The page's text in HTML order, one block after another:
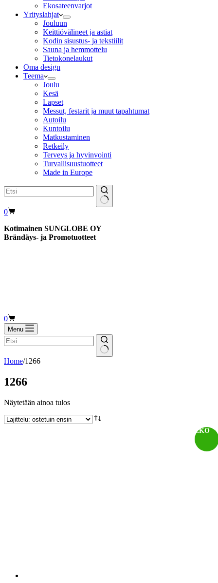
Ekosateenvarjot
Yrityslahjat
Jouluun
Keittiövälineet ja astiat
Kodin sisustus- ja tekstiilit
Sauna ja hemmottelu
Tietokonelaukut
Oma design
Teema
Joulu
Kesä
Lapset
Messut, festarit ja muut tapahtumat
Autoilu
Kuntoilu
Matkustaminen
Retkeily
Terveys ja hyvinvointi
Turvallisuustuotteet
Made in Europe
Shopping
0
Kotimainen SUNGLOBE OY
Brändäys- ja Promotuotteet
Shopping
cart
0
Menu
Home/1266
1266
Näytetään ainoa tulos
EKO